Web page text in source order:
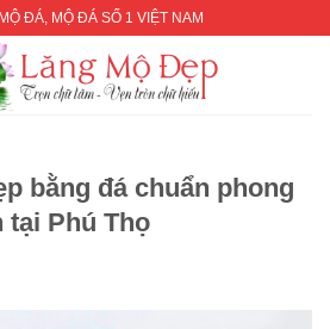
ĐÁ, MỘ ĐÁ SỐ 1 VIỆT NAM
bằng đá chuẩn phong
tại Phú Thọ